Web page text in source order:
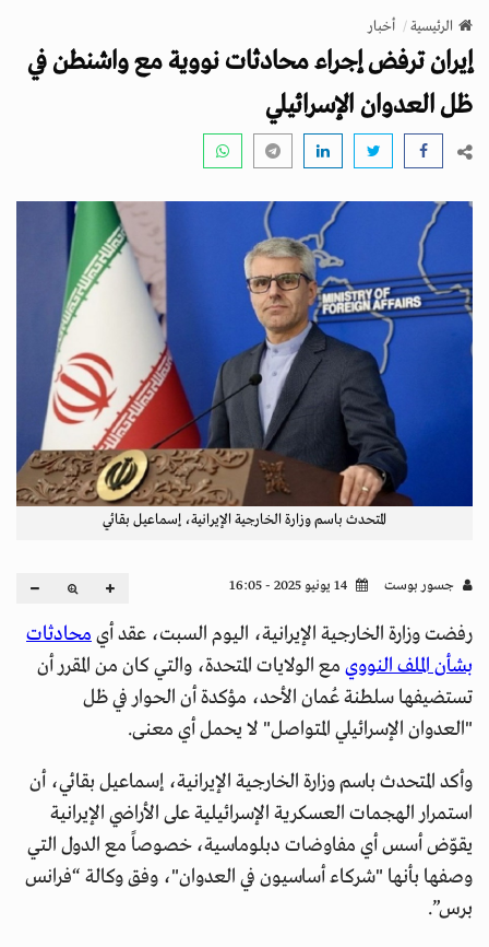
v
i
g
t
n
الرئيسية أخبار
إيران ترفض إجراء محادثات نووية مع واشنطن في
ظل العدوان الإسرائيلي
المتحدث باسم وزارة الخارجية الإيرانية، إسماعيل بقائي
جسور بوست
رفضت وزارة الخارجية الإيرانية، اليوم السبت، عقد أيمحادثات
بشأن الملف النووي مع الولايات المتحدة، والتي كان من المقرر أن
تستضيفها سلطنة عُمان الأحد، مؤكدة أن الحوار في ظل
"العدوان الإسرائيلي المتواصل" لا يحمل أي معنى.
وأكد المتحدث باسم وزارة الخارجية الإيرانية، إسماعيل بقائي، أن
استمرار الهجمات العسكرية الإسرائيلية على الأراضي الإيرانية
يقوّض أسس أي مفاوضات دبلوماسية، خصوصاً مع الدول التي
وصفها بأنها "شركاء أساسيون في العدوان"، وفق وكالة “فرانس
برس”.